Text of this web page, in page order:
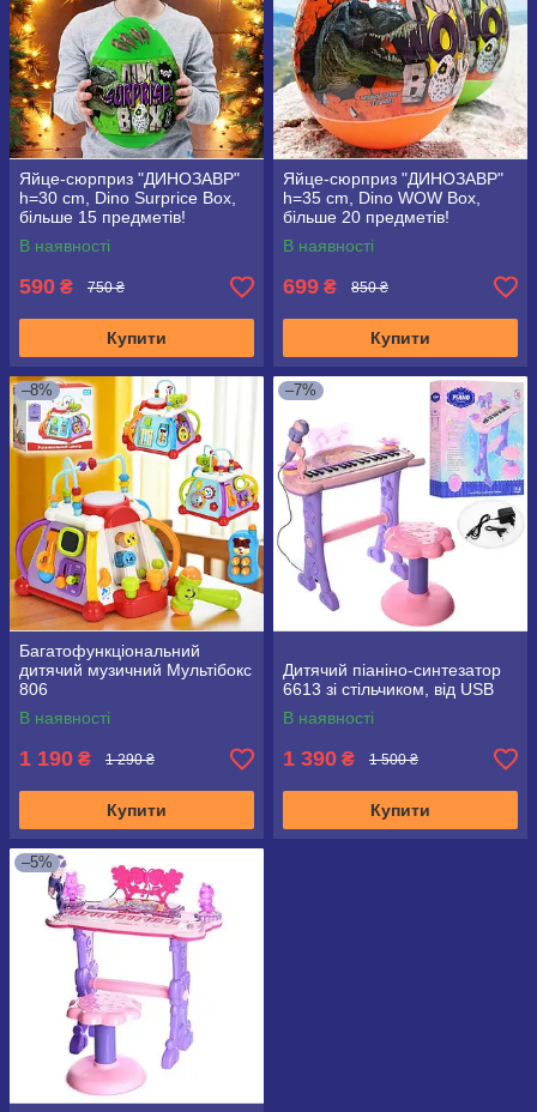
Яйце-сюрприз "ДИНОЗАВР"
h=30 cm, Dino Surprice Box,
більше 15 предметів!
В наявності
590 ₴ 750 ₴
Купити
Яйце-сюрприз "ДИНОЗАВР"
h=35 cm, Dino WOW Box,
більше 20 предметів!
В наявності
699 ₴ 850 ₴
Купити
–8%
Багатофункціональний
дитячий музичний Мультібокс
806
В наявності
1 190 ₴ 1 290 ₴
Купити
–7%
Дитячий піаніно-синтезатор
6613 зі стільчиком, від USB
В наявності
1 390 ₴ 1 500 ₴
Купити
–5%